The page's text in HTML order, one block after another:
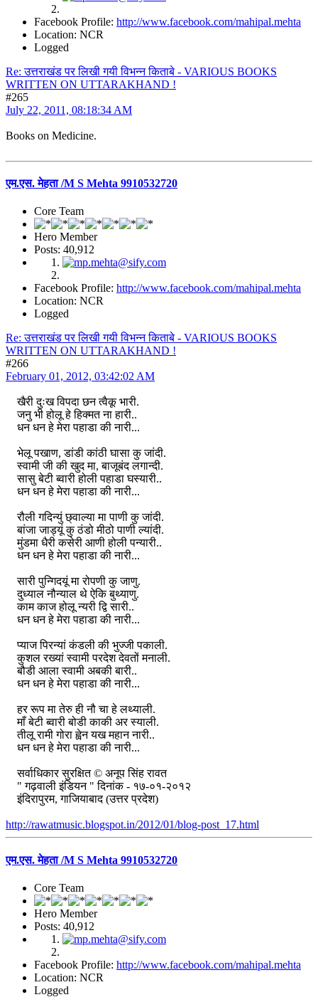
Facebook Profile: http://www.facebook.com/mahipal.mehta
Location: NCR
Logged
Re: उत्तराखंड पर लिखी गयी विभन्न किताबे - VARIOUS BOOKS
WRITTEN ON UTTARAKHAND !
#265
July 22, 2011, 08:18:34 AM
Books on Medicine.
एम.एस. मेहता /M S Mehta 9910532720
Core Team
Hero Member
Posts: 40,912
Facebook Profile: http://www.facebook.com/mahipal.mehta
Location: NCR
Logged
Re: उत्तराखंड पर लिखी गयी विभन्न किताबे - VARIOUS BOOKS
WRITTEN ON UTTARAKHAND !
#266
February 01, 2012, 03:42:02 AM
खैरी दुःख विपदा छन त्वैकू भारी.
जनु भी होलू हे हिक्मत ना हारी..
धन धन हे मेरा पहाडा की नारी...
भेलू पखाण, डांडी कांठी घासा कु जांदी.
स्वामी जी की खुद मा, बाजूबंद लगान्दी.
सासु बेटी ब्वारी होली पहाडा घस्यारी..
धन धन हे मेरा पहाडा की नारी...
रौली गदिन्युं छ्वाल्या मा पाणी कु जांदी.
बांजा जाड्यूं कु ठंडो मीठो पाणी ल्यांदी.
मुंडमा धैरी कसेरी आणी होली पन्यारी..
धन धन हे मेरा पहाडा की नारी...
सारी पुन्गिदयूं मा रोपणी कु जाणु.
दुध्याल नौन्याल थे ऐकि बुथ्याणु.
काम काज होलू न्यरी द्वि सारी..
धन धन हे मेरा पहाडा की नारी...
प्याज पिरन्यां कंडली की भुज्जी पकाली.
कुशल रख्यां स्वामी परदेश देवतों मनाली.
बौडी आला स्वामी अबकी बारी..
धन धन हे मेरा पहाडा की नारी...
हर रूप मा तेरु ही नौ चा हे लथ्याली.
माँ बेटी ब्वारी बोडी काकी अर स्याली.
तीलू रामी गोरा ह्वेन यख महान नारी..
धन धन हे मेरा पहाडा की नारी...
सर्वाधिकार सुरक्षित © अनूप सिंह रावत
" गढ़वाली इंडियन " दिनांक - १७-०१-२०१२
इंदिरापुरम, गाजियाबाद (उत्तर प्रदेश)
http://rawatmusic.blogspot.in/2012/01/blog-post_17.html
एम.एस. मेहता /M S Mehta 9910532720
Core Team
Hero Member
Posts: 40,912
Facebook Profile: http://www.facebook.com/mahipal.mehta
Location: NCR
Logged